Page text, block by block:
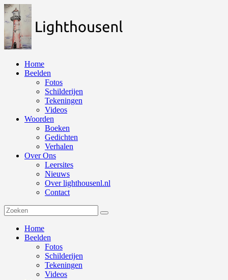
Naar
de
inhoud
springen
Home
Beelden
Fotos
Schilderijen
Tekeningen
Videos
Woorden
Boeken
Gedichten
Verhalen
Over Ons
Leersites
Nieuws
Over lighthousenl.nl
Contact
Home
Beelden
Fotos
Schilderijen
Tekeningen
Videos